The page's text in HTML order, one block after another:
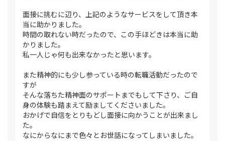
面接に挑むに辺り、上記のようなサービスをして頂き本
当に助かりました。
時間の取れない時だったので、この手ほどきは本当に助
かりました。
私一人じゃ何も出来なかったと思います。
また精神的にも少し参っている時の転職活動だったので
すが
そんな落ちた精神面のサポートまでもして下さり、ご自
身の体験も踏まえて励ましてくださいました。
おかげで自信をとりもどし面接に向かうことが出来まし
た。
なにからなにまで色々とお世話になってしまいました。